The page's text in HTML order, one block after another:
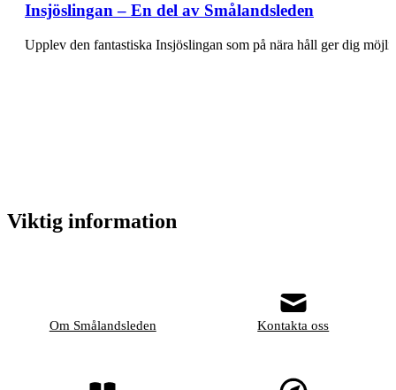
Insjöslingan – En del av Smålandsleden
Upplev den fantastiska Insjöslingan som på nära håll ger dig
Viktig information
Om Smålandsleden Kontakta oss